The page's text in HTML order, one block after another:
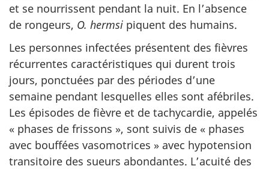
et se nourrissent pendant la nuit. En l’absence
de rongeurs, O. hermsi piquent des humains.
Les personnes infectées présentent des fièvres
récurrentes caractéristiques qui durent trois
jours, ponctuées par des périodes d’une
semaine pendant lesquelles elles sont afébriles.
Les épisodes de fièvre et de tachycardie, appelés
« phases de frissons », sont suivis de « phases
avec bouffées vasomotrices » avec hypotension
transitoire des sueurs abondantes. L’acuité des